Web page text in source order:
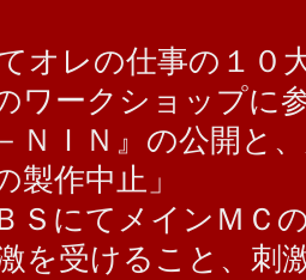
オレの仕事の１０
ワークショップに
ＮＩＮ』の公開と
製作中止」
ＳにてメインＭＣ
を受けること、刺